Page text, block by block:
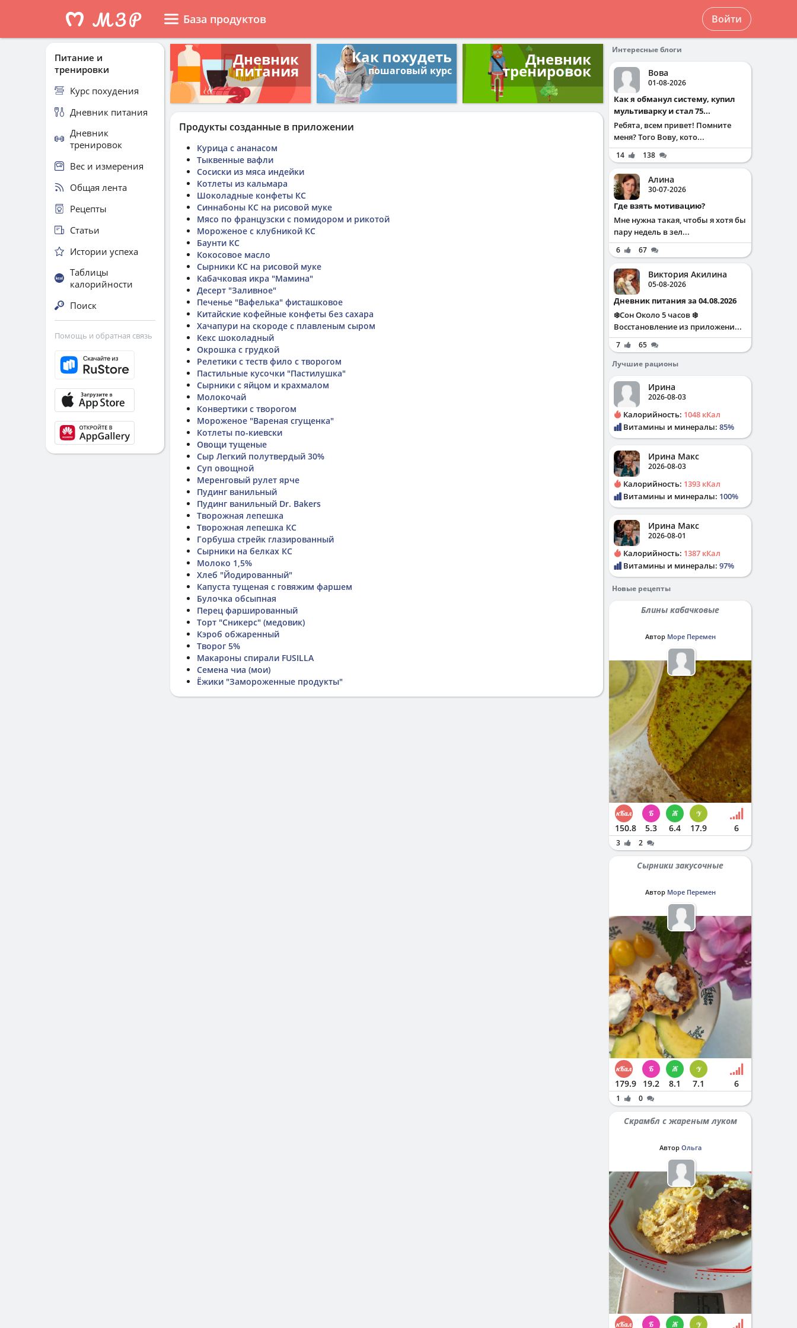
База продуктов Войти
Дневник
питания
Как похудеть
пошаговый курс
Дневник
тренировок
Продукты созданные в приложении
Курица с ананасом
Тыквенные вафли
Сосиски из мяса индейки
Котлеты из кальмара
Шоколадные конфеты КС
Синнабоны КС на рисовой муке
Мясо по французски с помидором и рикотой
Мороженое с клубникой КС
Баунти КС
Кокосовое масло
Сырники КС на рисовой муке
Кабачковая икра "Мамина"
Десерт "Заливное"
Печенье "Вафелька" фисташковое
Китайские кофейные конфеты без сахара
Хачапури на скороде с плавленым сыром
Кекс шоколадный
Окрошка с грудкой
Релетики с теств фило с творогом
Пастильные кусочки "Пастилушка"
Сырники с яйцом и крахмалом
Молокочай
Конвертики с творогом
Мороженое "Вареная сгущенка"
Котлеты по-киевски
Овощи тущеные
Сыр Легкий полутвердый 30%
Суп овощной
Меренговый рулет ярче
Пудинг ванильный
Пудинг ванильный Dr. Bakers
Творожная лепешка
Творожная лепешка КС
Горбуша стрейк глазированный
Сырники на белках КС
Молоко 1,5%
Хлеб "Йодированный"
Капуста тущеная с говяжим фаршем
Булочка обсыпная
Перец фаршированный
Торт "Сникерс" (медовик)
Кэроб обжаренный
Творог 5%
Макароны спирали FUSILLA
Семена чиа (мои)
Ёжики "Замороженные продукты"
Питание и
тренировки
Курс похудения
Дневник питания
Дневник
тренировок
Вес и измерения
Общая лента
Рецепты
Статьи
Истории успеха
Таблицы
калорийности
Поиск
Помощь и обратная связь
Интересные блоги
Вова
01-08-2026
Как я обманул систему, купил
мультиварку и стал 75...
Ребята, всем привет! Помните
меня? Того Вову, кото...
14 138
Алина
30-07-2026
Где взять мотивацию?
Мне нужна такая, чтобы я хотя бы
пару недель в зел...
6 67
Виктория Акилина
05-08-2026
Дневник питания за 04.08.2026
❄️Сон Около 5 часов ❄️
Восстановление из приложени...
7
65
Лучшие рационы
Ирина
2026-08-03
Калорийность: 1048 кКал
Витамины и минералы: 85%
Ирина Макс
2026-08-03
Калорийность: 1393 кКал
Витамины и минералы: 100%
Ирина Макс
2026-08-01
Калорийность: 1387 кКал
Витамины и минералы: 97%
Новые рецепты
Блины кабачковые
Автор Море Перемен
150.8 5.3 6.4 17.9 6
3 2
Сырники закусочные
Автор Море Перемен
179.9 19.2 8.1 7.1 6
1 0
Скрамбл с жареным луком
Автор Ольга